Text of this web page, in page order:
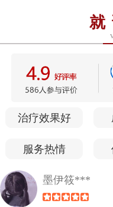
治疗效果好
服务热情
墨伊筱***